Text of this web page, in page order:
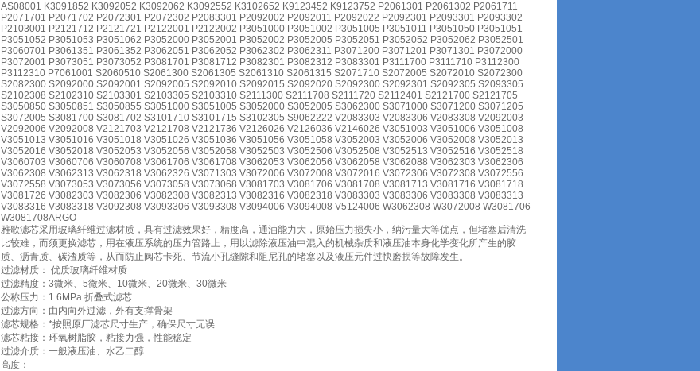
AS08001 K3091852 K3092052 K3092062 K3092552 K3102652 K9123452 K9123752 P2061301 P2061302 P2061711
P2071701 P2071702 P2072301 P2072302 P2083301 P2092002 P2092011 P2092022 P2092301 P2093301 P2093302
P2103001 P2121712 P2121721 P2122001 P2122002 P3051000 P3051002 P3051005 P3051011 P3051050 P3051051
P3051052 P3051053 P3051062 P3052000 P3052001 P3052002 P3052005 P3052051 P3052052 P3052062 P3052501
P3060701 P3061351 P3061352 P3062051 P3062052 P3062302 P3062311 P3071200 P3071201 P3071301 P3072000
P3072001 P3073051 P3073052 P3081701 P3081712 P3082301 P3082312 P3083301 P3111700 P3111710 P3112300
P3112310 P7061001 S2060510 S2061300 S2061305 S2061310 S2061315 S2071710 S2072005 S2072010 S2072300
S2082300 S2092000 S2092001 S2092005 S2092010 S2092015 S2092020 S2092300 S2092301 S2092305 S2093305
S2102308 S2102310 S2103301 S2103305 S2103310 S2111300 S2111708 S2111720 S2112401 S2121700 S2121705
S3050850 S3050851 S3050855 S3051000 S3051005 S3052000 S3052005 S3062300 S3071000 S3071200 S3071205
S3072005 S3081700 S3081702 S3101710 S3101715 S3102305 S9062222 V2083303 V2083306 V2083308 V2092003
V2092006 V2092008 V2121703 V2121708 V2121736 V2126026 V2126036 V2146026 V3051003 V3051006 V3051008
V3051013 V3051016 V3051018 V3051026 V3051036 V3051056 V3051058 V3052003 V3052006 V3052008 V3052013
V3052016 V3052018 V3052053 V3052056 V3052058 V3052503 V3052506 V3052508 V3052513 V3052516 V3052518
V3060703 V3060706 V3060708 V3061706 V3061708 V3062053 V3062056 V3062058 V3062088 V3062303 V3062306
V3062308 V3062313 V3062318 V3062326 V3071303 V3072006 V3072008 V3072016 V3072306 V3072308 V3072556
V3072558 V3073053 V3073056 V3073058 V3073068 V3081703 V3081706 V3081708 V3081713 V3081716 V3081718
V3081726 V3082303 V3082306 V3082308 V3082313 V3082316 V3082318 V3083303 V3083306 V3083308 V3083313
V3083316 V3083318 V3092308 V3093306 V3093308 V3094006 V3094008 V5124006 W3062308 W3072008 W3081706
W3081708ARGO
雅歌滤芯采用玻璃纤维过滤材质，具有过滤效果好，精度高，通油能力大，原始压力损失小，纳污量大等优点，但堵塞后清洗
比较难，而须更换滤芯，用在液压系统的压力管路上，用以滤除液压油中混入的机械杂质和液压油本身化学变化所产生的胶
质、沥青质、碳渣质等，从而防止阀芯卡死、节流小孔缝隙和阻尼孔的堵塞以及液压元件过快磨损等故障发生。
过滤材质： 优质玻璃纤维材质
过滤精度：3微米、5微米、10微米、20微米、30微米
公称压力：1.6MPa 折叠式滤芯
过滤方向：由内向外过滤，外有支撑骨架
滤芯规格：*按照原厂滤芯尺寸生产，确保尺寸无误
滤芯粘接：环氧树脂胶，粘接力强，性能稳定
过滤介质：一般液压油、水乙二醇
高度：